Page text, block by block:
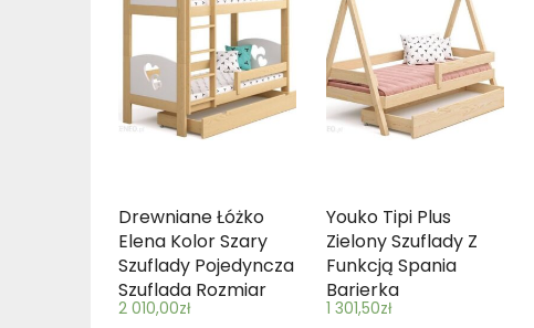
Drewniane Łóżko
Elena Kolor Szary
Szuflady Pojedyncza
Szuflada Rozmiar
180 X 90 Barierka
2 010,00zł
Youko Tipi Plus
Zielony Szuflady Z
Funkcją Spania
Barierka
Standardowa
1 301,50zł